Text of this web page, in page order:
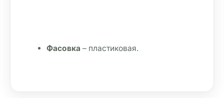
Фасовка – пластиковая.